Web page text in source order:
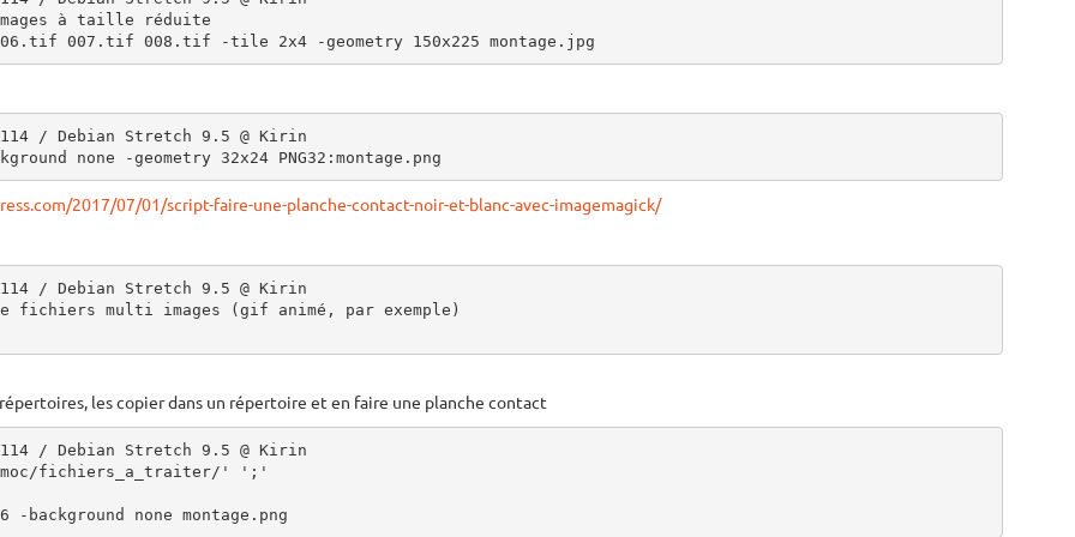
à taille réduite
007.tif 008.tif -tile 2x4 -geometry 150x225 montage.jpg
/ Debian Stretch 9.5 @ Kirin
none -geometry 32x24 PNG32:montage.png
2017/07/01/script-faire-une-planche-contact-noir-et-blanc-avec-imagemagick/
/ Debian Stretch 9.5 @ Kirin
fichiers multi images (gif animé, par exemple)
les copier dans un répertoire et en faire une planche contact
/ Debian Stretch 9.5 @ Kirin
fichiers_a_traiter/' ';'
none montage.png